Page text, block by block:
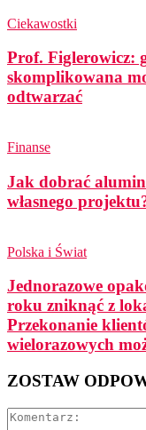
Ciekawostki
Prof. Figlerowicz:
skomplikowana
odtwarzać
Finanse
Jak dobrać
własnego
Polska i Świat
Jednorazowe
roku zniknąć z
Przekonanie
wielorazowych
ZOSTAW